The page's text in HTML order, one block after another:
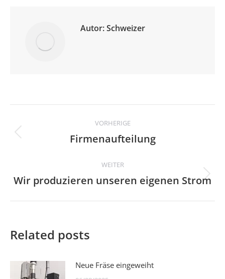
Autor:Schweizer
Beitragsnavigation
VORHERIGE
Vorheriger
Firmenaufteilung
WEITER
Nächster
Wir produzieren unseren eigenen Strom
Related posts
Neue Fräse eingeweiht